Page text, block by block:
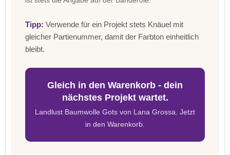
Tipp: Verwende für ein Projekt stets Knäuel mit
gleicher Partienummer, damit der Farbton einheitlich
bleibt.
Gleich in den Warenkorb - dein
nächstes Projekt wartet.
Landlust Baumwolle Gots von Lana Grossa. Jetzt
in den Warenkorb.